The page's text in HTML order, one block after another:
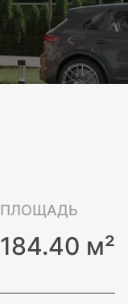
ПЛОЩАДЬ
184.40 м²